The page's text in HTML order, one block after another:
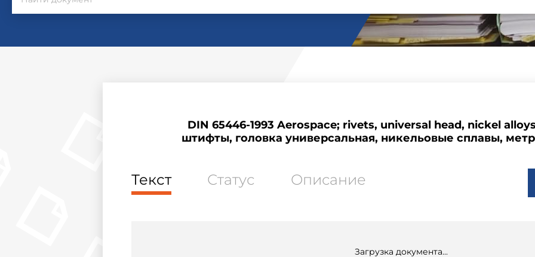
DIN 65446-1993 Aerospace; rivets, universal head, nickel
штифты, головка универсальная, никельовые сплавы,
Текст Статус Описание
Загрузка документа...